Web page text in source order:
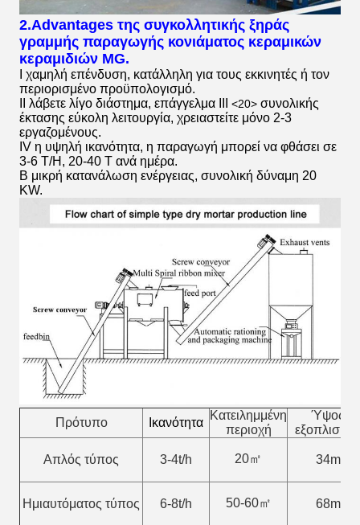
2.Advantages της συγκολλητικής ξηράς
γραμμής παραγωγής κονιάματος κεραμικών
κεραμιδιών MG.
Ι χαμηλή επένδυση, κατάλληλη για τους εκκινητές ή τον
περιορισμένο προϋπολογισμό.
ΙΙ λάβετε λίγο διάστημα, επάγγελμα ΙΙΙ
<20> συνολικής
έκτασης εύκολη λειτουργία, χρειαστείτε μόνο 2-3
εργαζομένους.
IV η υψηλή ικανότητα, η παραγωγή μπορεί να φθάσει σε
3-6 T/H, 20-40 Τ ανά ημέρα.
Β μικρή κατανάλωση ενέργειας, συνολική δύναμη 20
KW.
Πρότυπο Ικανότητα
Κατειλημμένη
περιοχή
Ύψος
Απλός τύπος 3-4t/h 20㎡ 34m
Ημιαυτόματος τύπος 6-8t/h 50-60㎡ 68m